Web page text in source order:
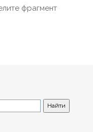
фрагмент